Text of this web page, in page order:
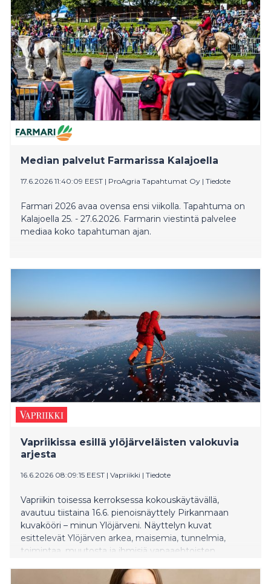
Median palvelut Farmarissa Kalajoella
17.6.2026 11:40:09 EEST | ProAgria Tapahtumat Oy | Tiedote
Farmari 2026 avaa ovensa ensi viikolla. Tapahtuma on
Kalajoella 25. - 27.6.2026. Farmarin viestintä palvelee
mediaa koko tapahtuman ajan.
Vapriikissa esillä ylöjärveläisten valokuvia
arjesta
16.6.2026 08:09:15 EEST | Vapriikki | Tiedote
Vapriikin toisessa kerroksessa kokouskäytävällä,
avautuu tiistaina 16.6. pienoisnäyttely Pirkanmaan
kuvakööri – minun Ylöjärveni. Näyttelyn kuvat
esittelevät Ylöjärven arkea, maisemia, tunnelmia,
toimintaa, muutosta ja ihmisiä vapaaehtoisten